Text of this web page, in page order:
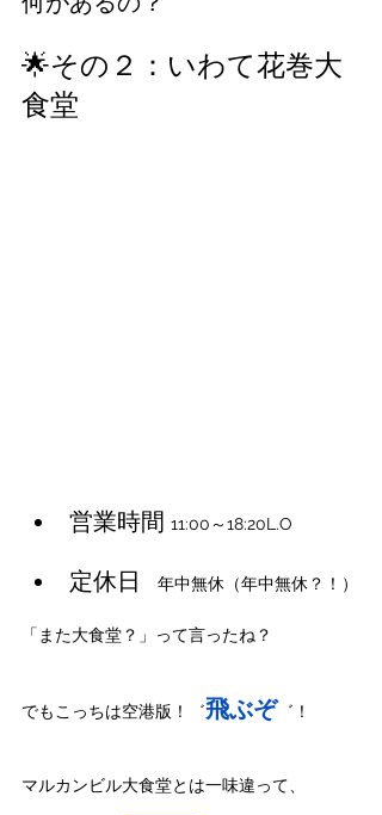
🌟その２：いわて花巻大
食堂
営業時間 11:00～18:20L.O
定休日 年中無休（年中無休？！）
「また大食堂？」って言ったね？
でもこっちは空港版！゛飛ぶぞ ゛！
マルカンビル大食堂とは一味違って、